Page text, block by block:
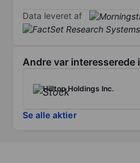
Data leveret af
Andre var interesserede i
Hilltop Holdings Inc.
Se alle aktier